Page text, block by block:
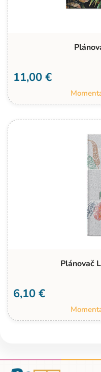
11,00 €
Plánovač
6,10 €